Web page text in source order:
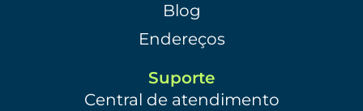
Blog
Endereços
Suporte
Central de atendimento